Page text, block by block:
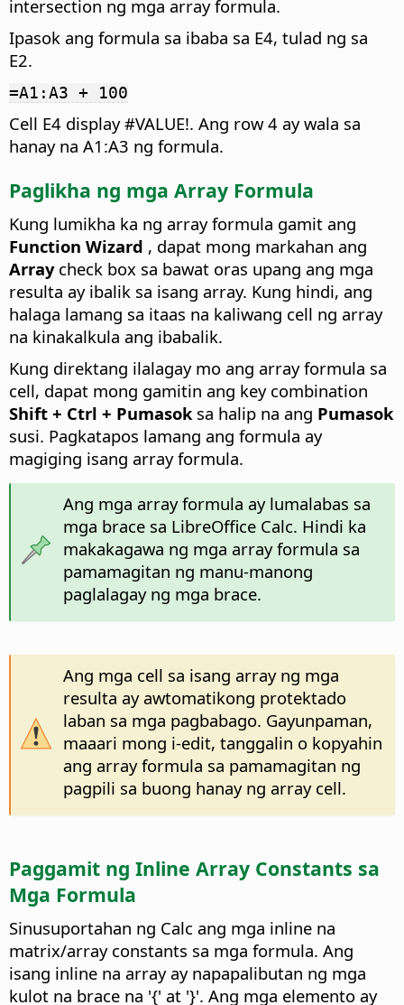
intersection ng mga array formula.
Ipasok ang formula sa ibaba sa E4, tulad ng sa
E2.
=A1:A3 + 100
Cell E4 display #VALUE!. Ang row 4 ay wala sa
hanay na A1:A3 ng formula.
Paglikha ng mga Array Formula
Kung lumikha ka ng array formula gamit ang
Function Wizard , dapat mong markahan ang
Arraycheck box sa bawat oras upang ang mga
resulta ay ibalik sa isang array. Kung hindi, ang
halaga lamang sa itaas na kaliwang cell ng array
na kinakalkula ang ibabalik.
Kung direktang ilalagay mo ang array formula sa
cell, dapat mong gamitin ang key combination
Shift + Ctrl + Pumasoksa halip na ang Pumasok
susi. Pagkatapos lamang ang formula ay
magiging isang array formula.
Ang mga array formula ay lumalabas sa
mga brace sa LibreOffice Calc. Hindi ka
makakagawa ng mga array formula sa
pamamagitan ng manu-manong
paglalagay ng mga brace.
Ang mga cell sa isang array ng mga
resulta ay awtomatikong protektado
laban sa mga pagbabago. Gayunpaman,
maaari mong i-edit, tanggalin o kopyahin
ang array formula sa pamamagitan ng
pagpili sa buong hanay ng array cell.
Paggamit ng Inline Array Constants sa
Mga Formula
Sinusuportahan ng Calc ang mga inline na
matrix/array constants sa mga formula. Ang
isang inline na array ay napapalibutan ng mga
kulot na brace na '{' at '}'. Ang mga elemento ay